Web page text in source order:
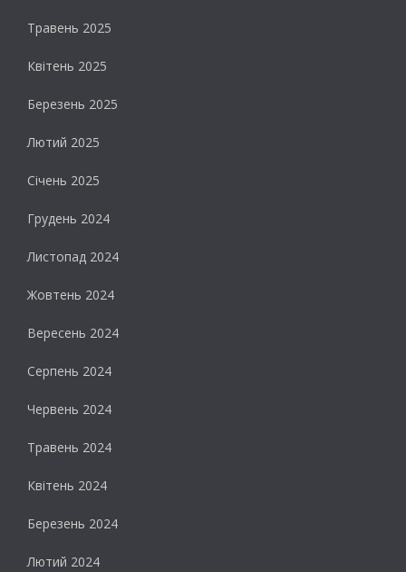
Травень 2025
Квітень 2025
Березень 2025
Лютий 2025
Січень 2025
Грудень 2024
Листопад 2024
Жовтень 2024
Вересень 2024
Серпень 2024
Червень 2024
Травень 2024
Квітень 2024
Березень 2024
Лютий 2024